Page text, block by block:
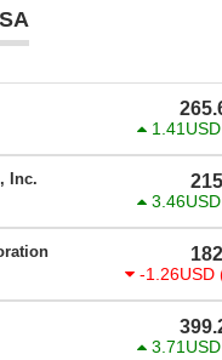
1.41USD
Inc.
3.46USD
-1.26USD
3.71USD